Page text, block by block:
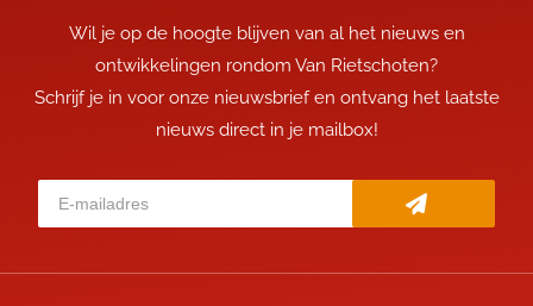
Wil je op de hoogte blijven van al het nieuws en
ontwikkelingen rondom Van Rietschoten?
Schrijf je in voor onze nieuwsbrief en ontvang het laatste
nieuws direct in je mailbox!